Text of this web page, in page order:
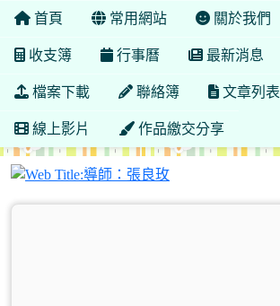
首頁 常用網站 關於我們
收支簿 行事曆 最新消息
檔案下載 聯絡簿 文章列表
線上影片 作品繳交分享
導師：張良玫